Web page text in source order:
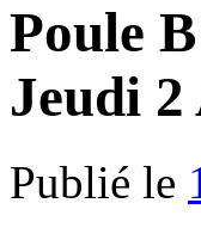
Poule
Jeudi
Publié le